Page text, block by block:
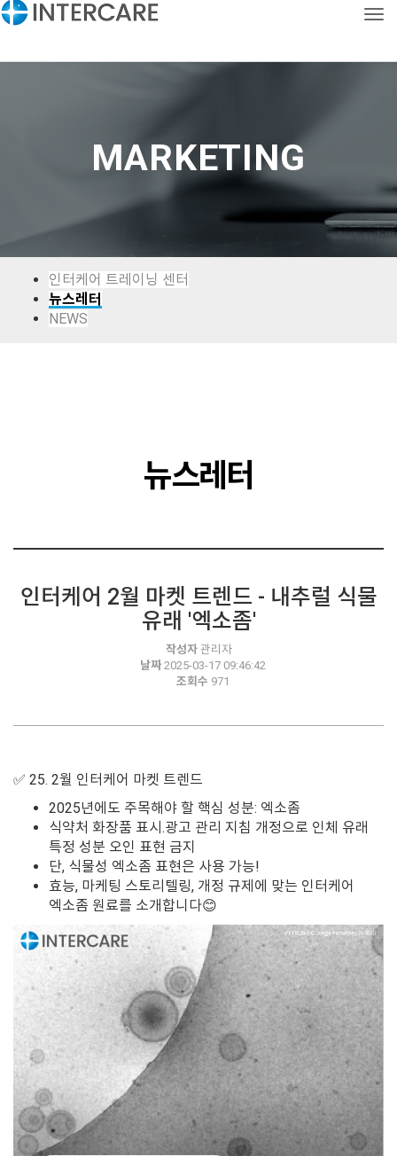
MARKETING
인터케어 트레이닝 센터
뉴스레터
NEWS
뉴스레터
인터케어 2월 마켓 트렌드 - 내추럴 식물
유래 '엑소좀'
작성자관리자
날짜2025-03-17 09:46:42
조회수 971
✅ 25. 2월 인터케어 마켓 트렌드
2025년에도 주목해야 할 핵심 성분: 엑소좀
식약처 화장품 표시.광고 관리 지침 개정으로 인체 유래
특정 성분 오인 표현 금지
단, 식물성 엑소좀 표현은 사용 가능!
효능, 마케팅 스토리텔링, 개정 규제에 맞는 인터케어
엑소좀 원료를 소개합니다😊